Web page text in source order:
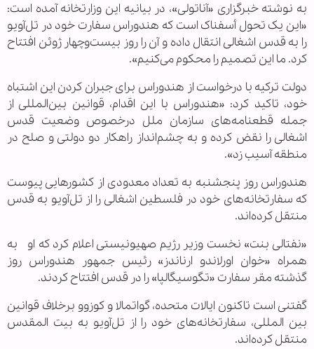
به نوشته خبرگزاری «آناتولی»، در بیانیه این وزارتخانه آمده است:
«این یک تحول أسفناک است که هندوراس سفارت خود در تل‌آویو
را به قدس اشغالی انتقال داده و آن را روز بیست‌وچهار ژوئن افتتاح
کرد. ما این تصمیم را محکوم می‌کنیم».
دولت ترکیه با درخواست از هندوراس برای جبران کردن این اشتباه
خود، تاکید کرد: «هندوراس با این اقدام، قوانین بین‌المللی از
جمله قطعنامه‌های سازمان ملل درخصوص وضعیت قدس
اشغالی را نقض کرده و به چشم‌انداز راهکار دو دولتی و صلح در
منطقه آسیب زد».
هندوراس روز پنجشنبه به تعداد معدودی از کشورهایی پیوست
که سفارتخانه‌های خود در فلسطین اشغالی را از تل‌آویو به قدس
منتقل کرده‌اند.
«نفتالی بنت» نخست وزیر رژیم صهیونیستی اعلام کرد که او به
همراه «خوان اورلاندو ارناندز» رئیس جمهور هندوراس روز
گذشته مقر سفارت «تگوسیگالپا» را در قدس افتتاح کردند.
گفتنی است تاکنون ایالات متحده، گواتمالا و کوزوو برخلاف قوانین
بین المللی، سفارتخانه‌های خود را از تل‌آویو به بیت المقدس
منتقل کرده‌اند.